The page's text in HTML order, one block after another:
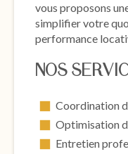
vous proposons
simplifier votre
performance
NOS
Coordination
Optimisation
Entretien